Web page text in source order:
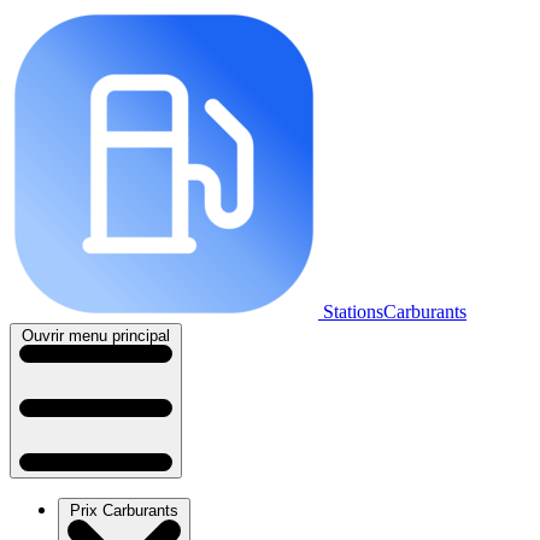
StationsCarburants
Ouvrir menu principal
Prix Carburants